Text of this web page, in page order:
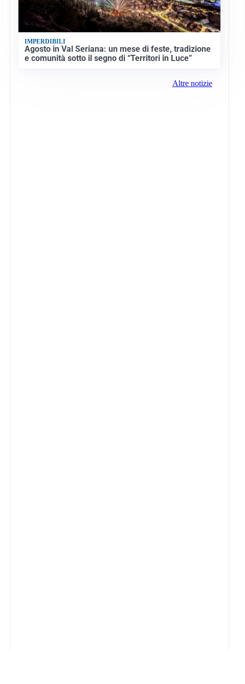
IMPERDIBILI
Agosto in Val Seriana: un mese di feste, tradizione
e comunità sotto il segno di “Territori in Luce”
Altre notizie